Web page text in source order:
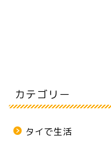
カテゴリー
タイで生活